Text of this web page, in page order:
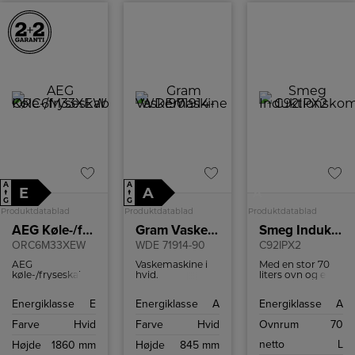
rengøring og
vedligeholdelse.
Den elektroniske
A
↑
G
E
Produktdatablad
AEG Køle-/fryseskab
ORC6M33XEW
AEG
køle-/fryseskab
Energiklasse
E
Farve
Hvid
Højde
1860 mm
A
↑
G
A
Produktdatablad
Gram Vaskemaskine
WDE 71914-90
Vaskemaskine i
hvid.
tidsforskudt start
resttidsindikation.
automatisk
Energiklasse
A
Farve
Hvid
Højde
845 mm
Produktdatablad
Smeg Induktionskomfur
C92IPX2
Med en stor 70
liters ovn og en
udstyret til at
varieret menu.
en varmluftsovn
Energiklasse
A
Ovnrum
netto
70
L